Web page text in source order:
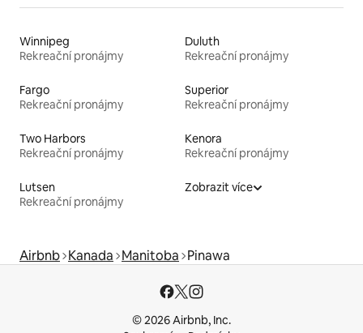
Winnipeg
Rekreační pronájmy
Duluth
Rekreační pronájmy
Fargo
Rekreační pronájmy
Superior
Rekreační pronájmy
Two Harbors
Rekreační pronájmy
Kenora
Rekreační pronájmy
Lutsen
Rekreační pronájmy
Zobrazit více
Airbnb Kanada Manitoba Pinawa
© 2026 Airbnb, Inc.